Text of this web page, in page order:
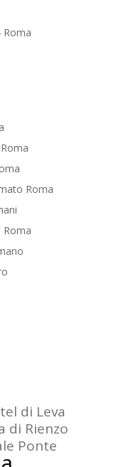
Roma
Roma
Roma
di Leva
di Rienzo
Ponte